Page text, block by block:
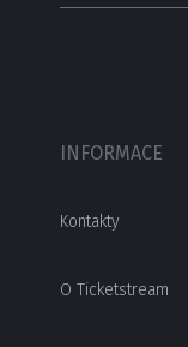
INFORMACE
Kontakty
O Ticketstream